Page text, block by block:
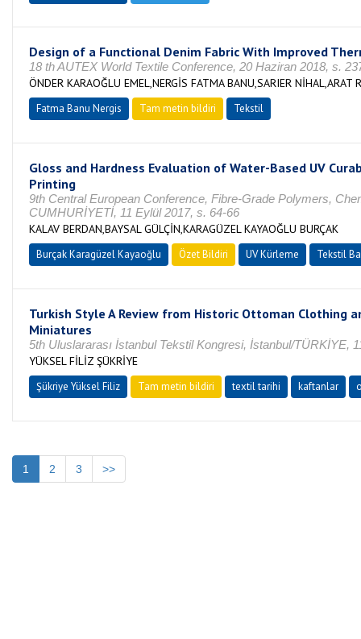
Design of a Functional Denim Fabric With Improved
18 th AUTEX World Textile Conference, 20 Haziran 2018, s.
ÖNDER KARAOĞLU EMEL,NERGİS FATMA BANU,SARIER NİHAL,ARAT
Fatma Banu Nergis Tam metin bildiri Tekstil
Gloss and Hardness Evaluation of Water-Based UV
Printing
9th Central European Conference, Fibre-Grade Polymers,
CUMHURİYETİ, 11 Eylül 2017, s. 64-66
KALAV BERDAN,BAYSAL GÜLÇİN,KARAGÜZEL KAYAOĞLU BURÇAK
Burçak Karagüzel Kayaoğlu Özet Bildiri UV Kürleme Tekstil
Turkish Style A Review from Historic Ottoman Clothing
Miniatures
5th Uluslararası İstanbul Tekstil Kongresi, İstanbul/TÜRKİYE,
YÜKSEL FİLİZ ŞÜKRİYE
Şükriye Yüksel Filiz Tam metin bildiri textil tarihi kaftanlar
1 2 3 >>